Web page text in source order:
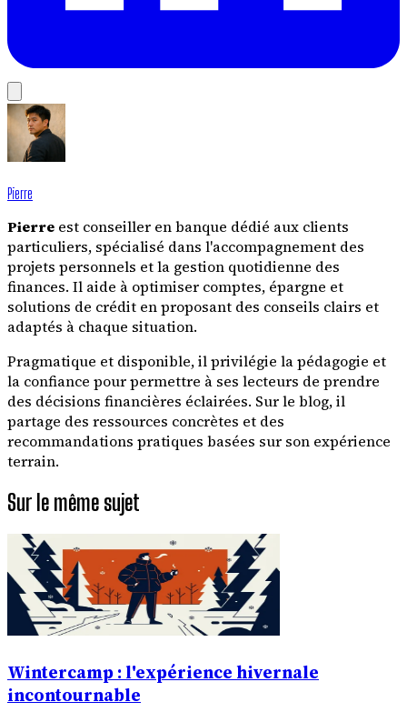
Pierre
Pierre est conseiller en banque dédié aux clients
particuliers, spécialisé dans l'accompagnement des
projets personnels et la gestion quotidienne des
finances. Il aide à optimiser comptes, épargne et
solutions de crédit en proposant des conseils clairs et
adaptés à chaque situation.
Pragmatique et disponible, il privilégie la pédagogie et
la confiance pour permettre à ses lecteurs de prendre
des décisions financières éclairées. Sur le blog, il
partage des ressources concrètes et des
recommandations pratiques basées sur son expérience
terrain.
Sur le même sujet
Wintercamp : l'expérience hivernale
incontournable